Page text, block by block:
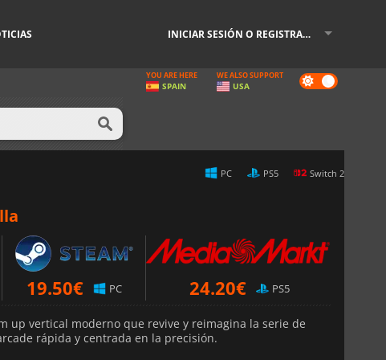
INICIAR SESIÓN O REGISTRARSE
Dark
mode
YOU ARE HERE
SPAIN
WE ALSO SUPPORT
USA
PC PS5 Switch 2
19.50€ PC 24.20€ PS5
up vertical moderno que revive y reimagina la serie de
rápida y centrada en la precisión.